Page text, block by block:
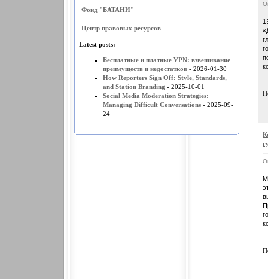
Фонд "БАТАНИ"
Центр правовых ресурсов
Latest posts:
Бесплатные и платные VPN: взвешивание
преимуществ и недостатков - 2026-01-30
How Reporters Sign Off: Style, Standards,
and Station Branding - 2025-10-01
Social Media Moderation Strategies:
Managing Difficult Conversations - 2025-09-
24